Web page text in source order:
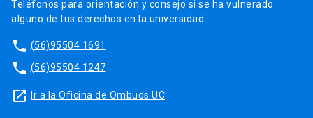
Teléfonos para orientación y consejo si se ha vulnerado
alguno de tus derechos en la universidad.
phone (56)95504 1691
phone (56)95504 1247
launch Ir a la Oficina de Ombuds UC